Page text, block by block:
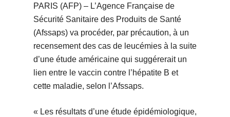
PARIS (AFP) – L’Agence Française de
Sécurité Sanitaire des Produits de Santé
(Afssaps) va procéder, par précaution, à un
recensement des cas de leucémies à la suite
d’une étude américaine qui suggérerait un
lien entre le vaccin contre l’hépatite B et
cette maladie, selon l’Afssaps.
« Les résultats d’une étude épidémiologique,